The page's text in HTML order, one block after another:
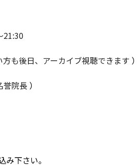
21:30
も後日、アーカイブ視聴できます ）
誉院長 ）
み下さい。